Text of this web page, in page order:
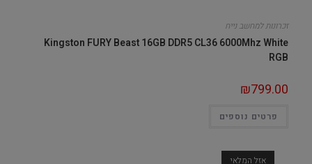
זכרונות למחשב נייח
Kingston FURY Beast 16GB DDR5 CL36 6000Mhz White
RGB
₪799.00
פרטים נוספים
אזל המלאי